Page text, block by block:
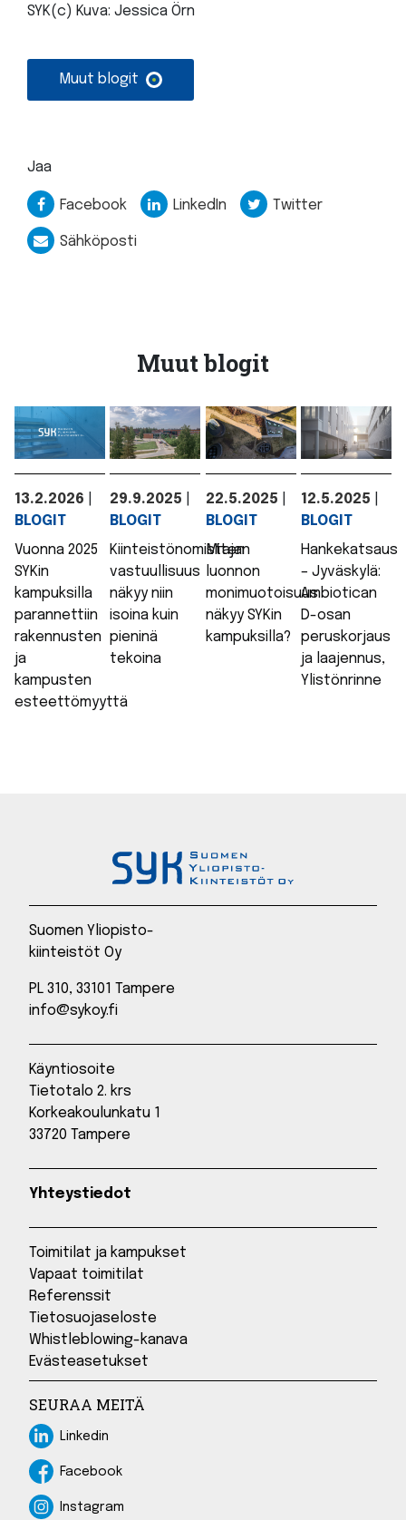
SYK(c) Kuva: Jessica Örn
Muut blogit
Jaa
Facebook LinkedIn Twitter
Sähköposti
Muut blogit
13.2.2026
BLOGIT
Vuonna 2025
SYKin
kampuksilla
parannettiin
rakennusten
ja
kampusten
esteettömyyttä
29.9.2025
BLOGIT
Kiinteistönomistajan
vastuullisuus
näkyy niin
isoina kuin
pieninä
tekoina
22.5.2025
BLOGIT
Miten
luonnon
monimuotoisuus
näkyy SYKin
kampuksilla?
12.5.2025
BLOGIT
Hankekatsaus
– Jyväskylä:
Ambiotican
D-osan
peruskorjaus
ja laajennus,
Ylistönrinne
Suomen Yliopisto-
kiinteistöt Oy
PL 310, 33101 Tampere
info@sykoy.fi
Käyntiosoite
Tietotalo 2. krs
Korkeakoulunkatu 1
33720 Tampere
Yhteystiedot
Toimitilat ja kampukset
Vapaat toimitilat
Referenssit
Tietosuojaseloste
Whistleblowing-kanava
Evästeasetukset
SEURAA MEITÄ
LinkedinLinkedin
Facebook
Facebook
Instagram
Instagram